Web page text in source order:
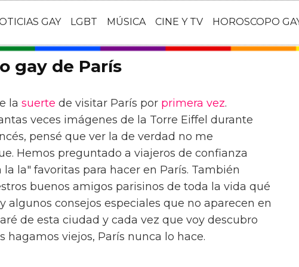
GAY LGBT MÚSICA CINE Y TV HOROSCOPO
gay de París
la suerte de visitar París por primera vez.
veces imágenes de la Torre Eiffel durante
pensé que ver la de verdad no me
Hemos preguntado a viajeros de confianza
la la" favoritas para hacer en París. También
buenos amigos parisinos de toda la vida qué
algunos consejos especiales que no aparecen en
de esta ciudad y cada vez que voy descubro
hagamos viejos, París nunca lo hace.